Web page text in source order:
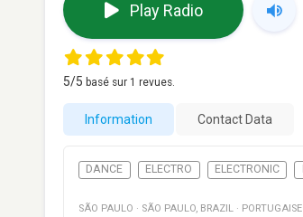
Play Radio
5/5 basé sur 1 revues.
Information Contact Data
DANCE ELECTRO ELECTRONIC
SÃO PAULO · SÃO PAULO, BRAZIL · PORTUGAISE